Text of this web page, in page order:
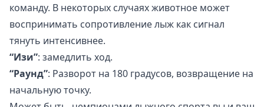
команду. В некоторых случаях животное может
воспринимать сопротивление лыж как сигнал
тянуть интенсивнее.
“Изи”: замедлить ход.
“Раунд”: Разворот на 180 градусов, возвращение на
начальную точку.